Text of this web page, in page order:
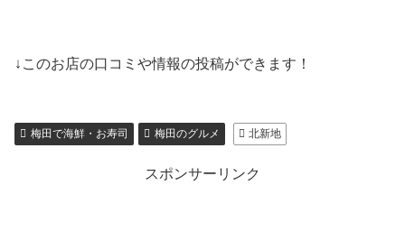
↓このお店の口コミや情報の投稿ができます！
梅田で海鮮・お寿司 梅田のグルメ 北新地
スポンサーリンク